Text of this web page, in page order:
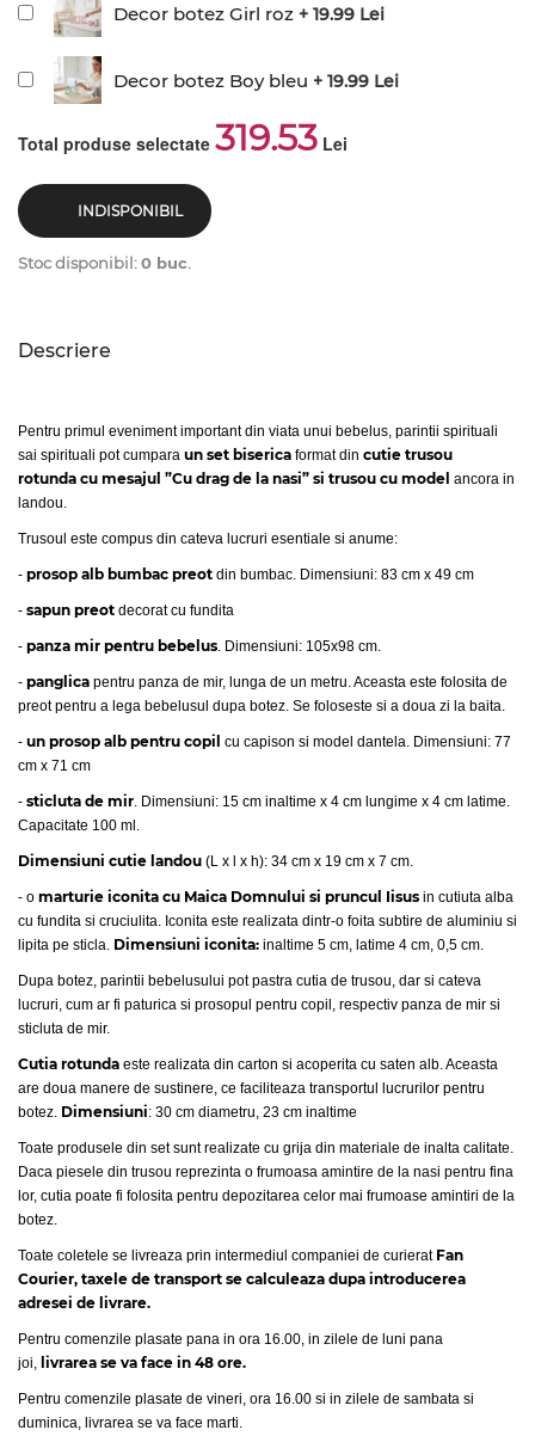
Decor botez Girl roz + 19.99 Lei
Decor botez Boy bleu + 19.99 Lei
Total produse selectate 319.53 Lei
INDISPONIBIL
Stoc disponibil:0 buc.
Descriere
Pentru primul eveniment important din viata unui bebelus, parintii spirituali
sai spirituali pot cumpara un set biserica format din cutie trusou
rotunda cu mesajul ”Cu drag de la nasi” si trusou cu model ancora in
landou.
Trusoul este compus din cateva lucruri esentiale si anume:
- prosop alb bumbac preot din bumbac. Dimensiuni: 83 cm x 49 cm
- sapun preot decorat cu fundita
- panza mir pentru bebelus. Dimensiuni: 105x98 cm.
- panglica pentru panza de mir, lunga de un metru. Aceasta este folosita de
preot pentru a lega bebelusul dupa botez. Se foloseste si a doua zi la baita.
- un prosop alb pentru copil cu capison si model dantela. Dimensiuni: 77
cm x 71 cm
- sticluta de mir. Dimensiuni: 15 cm inaltime x 4 cm lungime x 4 cm latime.
Capacitate 100 ml.
Dimensiuni cutie landou (L x l x h): 34 cm x 19 cm x 7 cm.
- o marturie iconita cu Maica Domnului si pruncul Iisus in cutiuta alba
cu fundita si cruciulita. Iconita este realizata dintr-o foita subtire de aluminiu si
lipita pe sticla. Dimensiuni iconita: inaltime 5 cm, latime 4 cm, 0,5 cm.
Dupa botez, parintii bebelusului pot pastra cutia de trusou, dar si cateva
lucruri, cum ar fi paturica si prosopul pentru copil, respectiv panza de mir si
sticluta de mir.
Cutia rotunda este realizata din carton si acoperita cu saten alb. Aceasta
are doua manere de sustinere, ce faciliteaza transportul lucrurilor pentru
botez. Dimensiuni: 30 cm diametru, 23 cm inaltime
Toate produsele din set sunt realizate cu grija din materiale de inalta calitate.
Daca piesele din trusou reprezinta o frumoasa amintire de la nasi pentru fina
lor, cutia poate fi folosita pentru depozitarea celor mai frumoase amintiri de la
botez.
Toate coletele se livreaza prin intermediul companiei de curierat Fan
Courier, taxele de transport se calculeaza dupa introducerea
adresei de livrare.
Pentru comenzile plasate pana in ora 16.00, in zilele de luni pana
joi, livrarea se va face in 48 ore.
Pentru comenzile plasate de vineri, ora 16.00 si in zilele de sambata si
duminica, livrarea se va face marti.